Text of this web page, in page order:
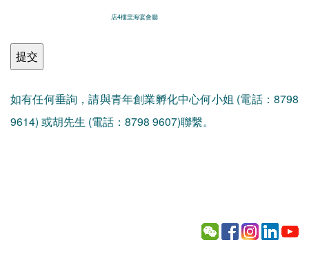
店4樓里海宴會廳
如有任何垂詢，請與青年創業孵化中心何小姐 (電話：8798
9614) 或胡先生 (電話：8798 9607)聯繫。